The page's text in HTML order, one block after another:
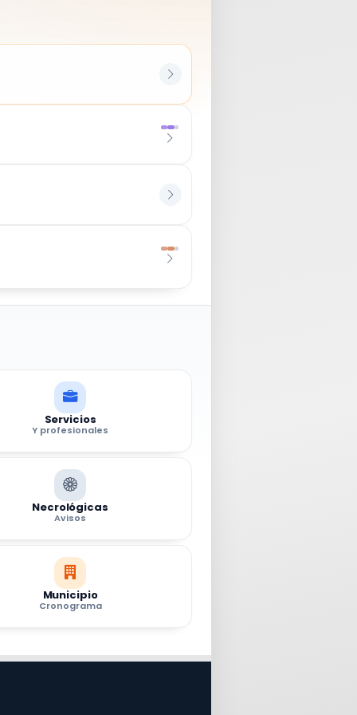
Servicios
Y profesionales
Necrológicas
Avisos
Municipio
Cronograma